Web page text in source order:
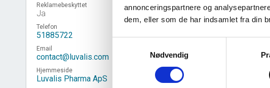
annonceringspartnere og
dem, eller som de har indsamlet fra din
Nødvendig
Reklamebeskyttet
Ja
Telefon
51885722
Email
contact@luvalis.com
Hjemmeside
Luvalis Pharma ApS